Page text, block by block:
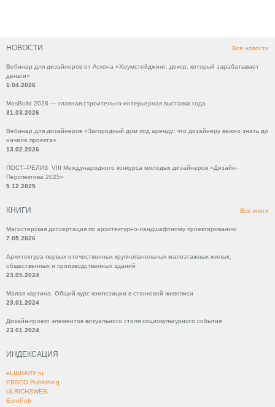
НОВОСТИ Все новости
Вебинар для дизайнеров от Аскона «Хоумстейджинг: декор, который зарабатывает
деньги»
1.04.2026
MosBuild 2026 — главная строительно-интерьерная выставка года
31.03.2026
Вебинар для дизайнеров «Загородный дом под аренду: что дизайнеру важно знать до
начала проекта»
13.02.2026
ПОСТ–РЕЛИЗ VIII Международного конкурса молодых дизайнеров «Дизайн-
Перспектива 2025»
5.12.2025
КНИГИ Все книги
Магистерская диссертация по архитектурно-ландшафтному проектированию
7.05.2026
Архитектура первых отечественных крупнопанельных малоэтажных жилых,
общественных и производственных зданий
23.05.2024
Малая картина. Общий курс композиции в станковой живописи
23.01.2024
Дизайн-проект элементов визуального стиля социокультурного события
23.01.2024
ИНДЕКСАЦИЯ
eLIBRARY.ru
EBSCO Publishing
ULRICHSWEB
EuroPub